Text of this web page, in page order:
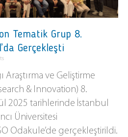
Tematik Grup 8.
Gerçekleşti
Araştırma ve Geliştirme
& Innovation) 8.
2025 tarihlerinde İstanbul
Üniversitesi
Odakule’de gerçekleştirildi.